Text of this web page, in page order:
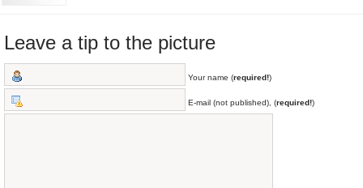
Leave a tip to the picture
Your name (required!)
E-mail (not published), (required!)